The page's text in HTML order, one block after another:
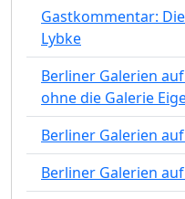
Gastkommentar:
Lybke
Berliner Galerien
ohne die Galerie
Berliner Galerien
Berliner Galerien